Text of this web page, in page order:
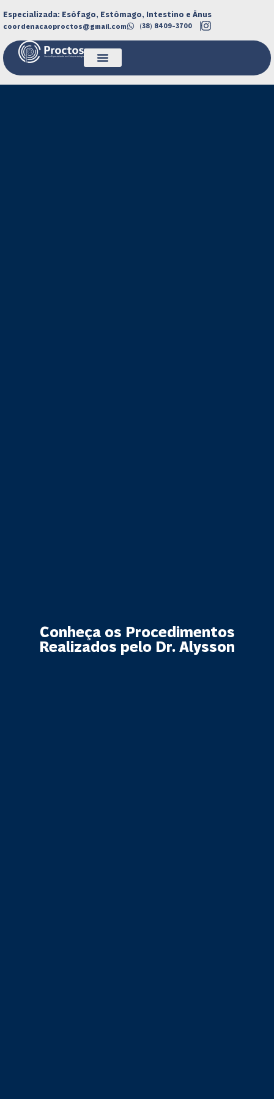
Especializada: Esôfago, Estômago, Intestino e Ânus
coordenacaoproctos@gmail.com (38) 8409-3700
Conheça os Procedimentos
Realizados pelo Dr. Alysson